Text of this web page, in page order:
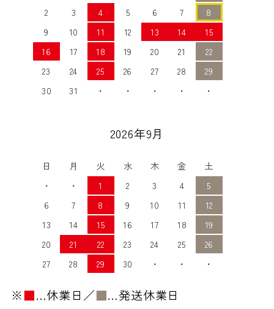
2
3 4 5 6 7
8
9
10 11 12 13 14
15
16
17 18 19 20 21
22
23
24 25 26 27 28
29
30
31 ・ ・ ・ ・ ・
2026年9月
日 月 火 水 木 金
土
・
・ 1 2 3 4
5
6
7 8 9 10 11
12
13
14 15 16 17 18
19
20
21 22 23 24 25
26
27
28 29 30 ・ ・ ・
※■…休業日／■…発送休業日